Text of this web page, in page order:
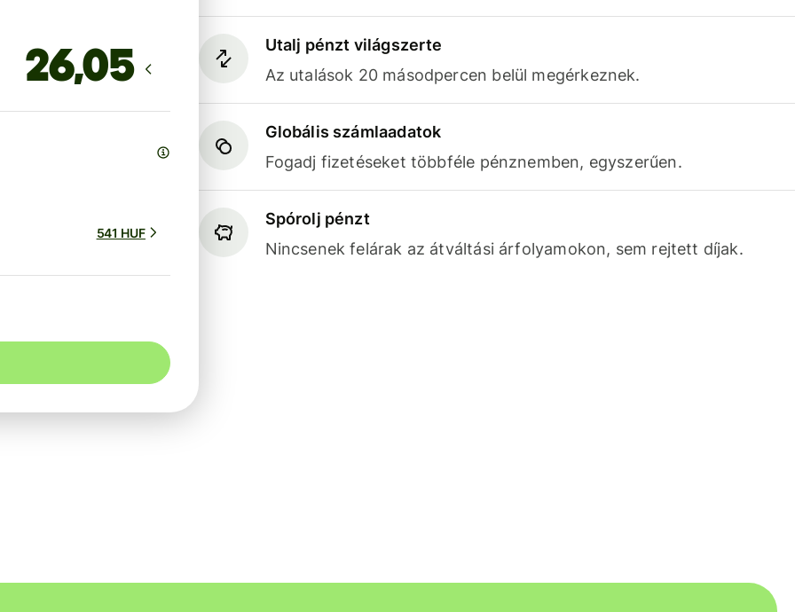
Utalj pénzt világszerte
Az utalások 20 másodpercen belül megérkeznek.
Globális számlaadatok
Fogadj fizetéseket többféle pénznemben, egyszerűen.
Spórolj pénzt
Nincsenek felárak az átváltási árfolyamokon, sem rejtett díjak.
541 HUF